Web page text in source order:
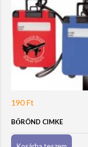
190Ft
BŐRÖND CIMKE